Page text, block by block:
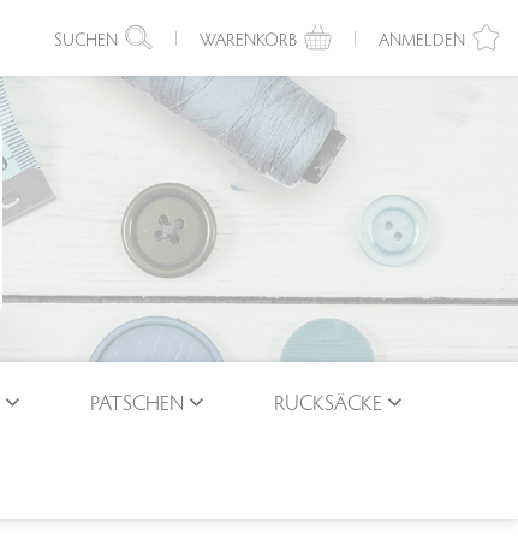
SUCHEN WARENKORB ANMELDEN
PATSCHEN RUCKSÄCKE